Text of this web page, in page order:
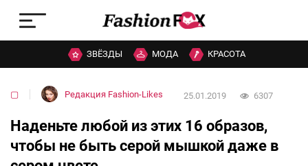
ЗВЁЗДЫ МОДА КРАСОТА
▢ Редакция Fashion-Likes 25.01.2019 6307
Наденьте любой из этих 16 образов,
чтобы не быть серой мышкой даже в